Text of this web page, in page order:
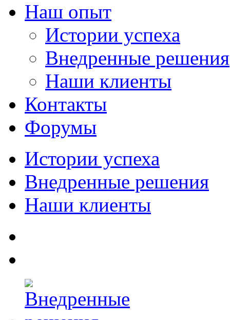
Наш опыт
Истории успеха
Внедренные решения
Наши клиенты
Контакты
Форумы
Истории успеха
Внедренные решения
Наши клиенты